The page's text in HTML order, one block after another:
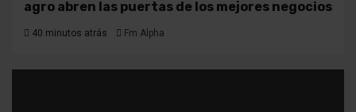
agro abren las puertas de los mejores negocios
40 minutos atrás Fm Alpha